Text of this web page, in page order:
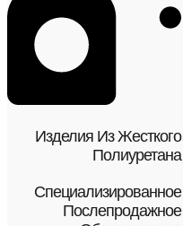
Изделия Из Жесткого
Полиуретана
Специализированное
Послепродажное